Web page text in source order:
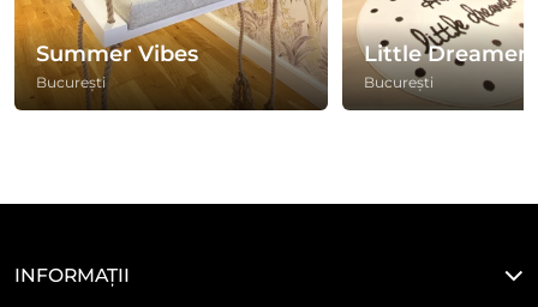
Summer Vibes
București
Little Dreamer
București
INFORMAȚII